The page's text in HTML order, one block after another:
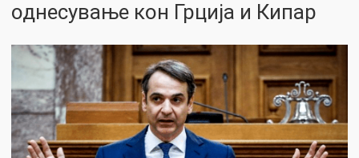
однесување кон Грција и Кипар